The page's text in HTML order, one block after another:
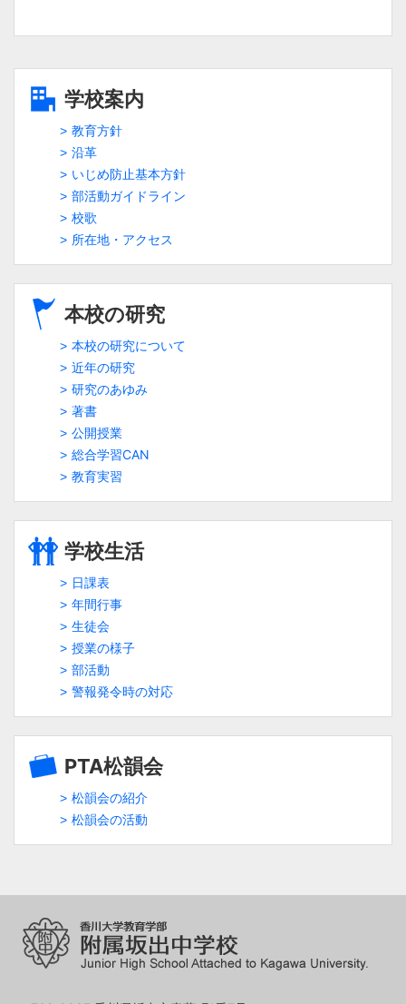
学校案内
教育方針
沿革
いじめ防止基本方針
部活動ガイドライン
校歌
所在地・アクセス
本校の研究
本校の研究について
近年の研究
研究のあゆみ
著書
公開授業
総合学習CAN
教育実習
学校生活
日課表
年間行事
生徒会
授業の様子
部活動
警報発令時の対応
PTA松韻会
松韻会の紹介
松韻会の活動